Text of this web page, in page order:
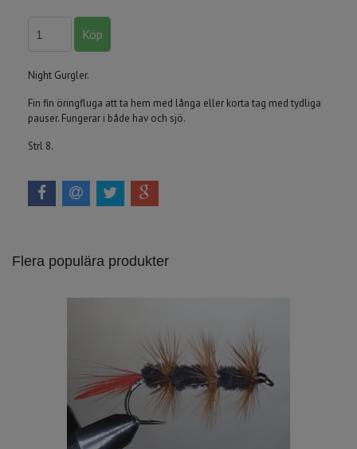
Night Gurgler.
Fin fin öringfluga att ta hem med långa eller korta tag med tydliga
pauser. Fungerar i både hav och sjö.
Strl 8.
Flera populära produkter